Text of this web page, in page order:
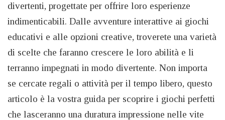
divertenti, progettate per offrire loro esperienze
indimenticabili. Dalle avventure interattive ai giochi
educativi e alle opzioni creative, troverete una varietà
di scelte che faranno crescere le loro abilità e li
terranno impegnati in modo divertente. Non importa
se cercate regali o attività per il tempo libero, questo
articolo è la vostra guida per scoprire i giochi perfetti
che lasceranno una duratura impressione nelle vite